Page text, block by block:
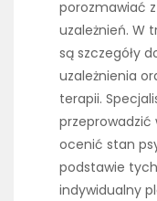
porozmawiać
uzależnień. W
są szczegóły
uzależnienia
terapii.
przeprowadzić
ocenić stan
podstawie
indywidualny